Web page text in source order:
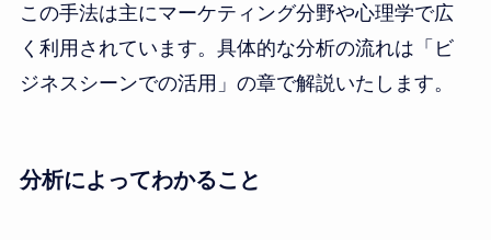
この手法は主にマーケティング分野や心理学で広
く利用されています。具体的な分析の流れは「ビ
ジネスシーンでの活用」の章で解説いたします。
分析によってわかること